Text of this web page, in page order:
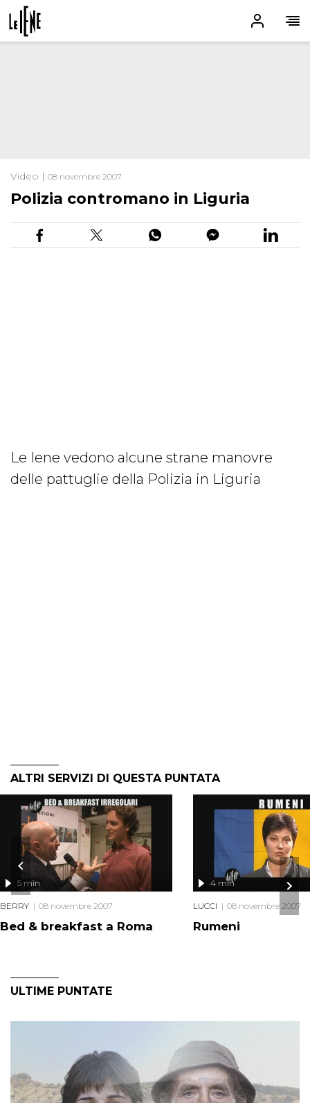
Video | 08 novembre 2007
Polizia contromano in Liguria
Le Iene vedono alcune strane manovre
delle pattuglie della Polizia in Liguria
ALTRI SERVIZI DI QUESTA PUNTATA
Bed & breakfast a Roma
5 min
BERRY 08 novembre 2007
Rumeni
4 min
LUCCI 08 novembre 2007
ULTIME PUNTATE